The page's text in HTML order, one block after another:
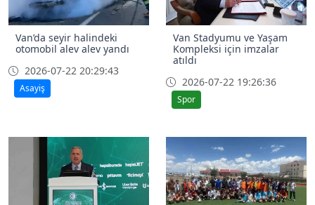
Van’da seyir halindeki
otomobil alev alev yandı
2026-07-22 20:29:43
Asayiş
Van Stadyumu ve Yaşam
Kompleksi için imzalar
atıldı
2026-07-22 19:26:36
Spor